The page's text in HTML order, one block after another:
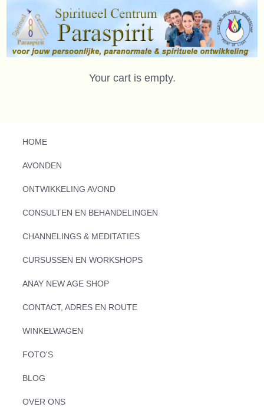
Your cart is empty.
HOME
AVONDEN
ONTWIKKELING AVOND
CONSULTEN EN BEHANDELINGEN
CHANNELINGS & MEDITATIES
CURSUSSEN EN WORKSHOPS
ANAY NEW AGE SHOP
CONTACT, ADRES EN ROUTE
WINKELWAGEN
FOTO'S
BLOG
OVER ONS